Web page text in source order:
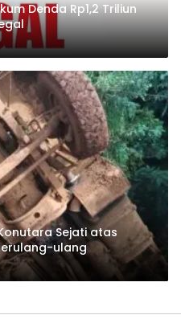
Denda Rp1,2 Triliun
Sejati atas
ulang